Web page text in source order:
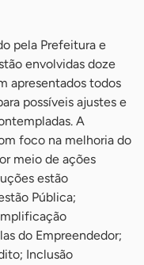
pela Prefeitura e
envolvidas doze
apresentados todos
possíveis ajustes e
A
foco na melhoria do
meio de ações
estão
Pública;
do Empreendedor;
Inclusão